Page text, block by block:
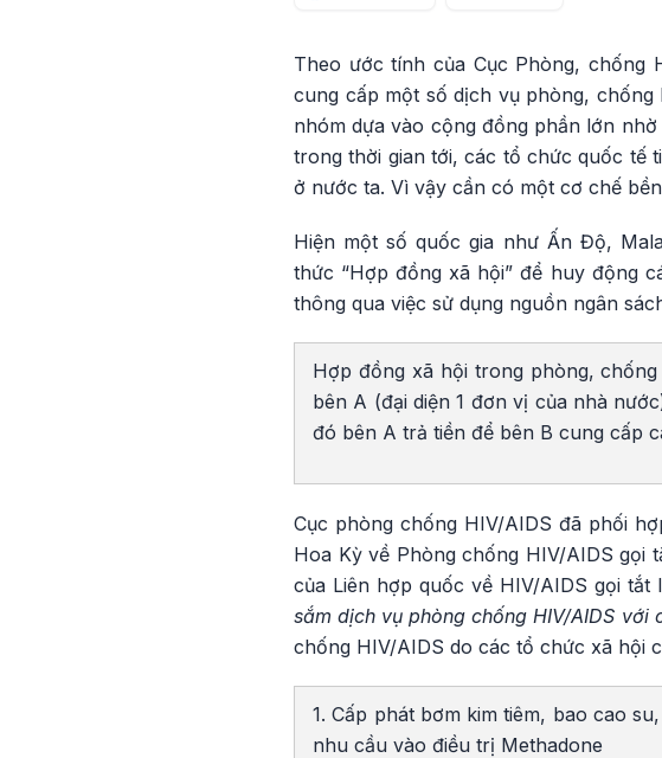
Theo ước tính của Cục Phòng,
cung cấp một số dịch vụ phòng,
nhóm dựa vào cộng đồng phần lớn
trong thời gian tới, các tổ chức quốc tế
ở nước ta. Vì vậy cần có một cơ chế
Hiện một số quốc gia như Ấn Độ,
thức “Hợp đồng xã hội” để huy động
thông qua việc sử dụng nguồn ngân
Hợp đồng xã hội trong phòng,
bên A (đại diện 1 đơn vị của nhà
đó bên A trả tiền để bên B cung cấp
Cục phòng chống HIV/AIDS đã phối
Hoa Kỳ về Phòng chống HIV/AIDS gọi
của Liên hợp quốc về HIV/AIDS gọi
sắm dịch vụ phòng chống HIV/AIDS với
chống HIV/AIDS do các tổ chức xã hội
1. Cấp phát bơm kim tiêm, bao cao
nhu cầu vào điều trị Methadone